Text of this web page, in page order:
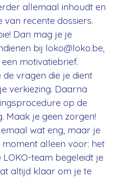
allemaal inhoudt en
recente dossiers.
Dan mag je je
bij loko@loko.be,
motivatiebrief.
vragen die je dient
verkiezing. Daarna
op de
Maak je geen zorgen!
wat eng, maar je
alleen voor: het
team begeleidt je
altijd klaar om je te